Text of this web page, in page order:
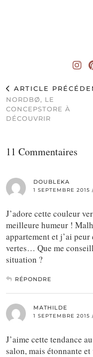
ARTICLE
NORDBØ, LE
CONCEPSTORE À
DÉCOUVRIR
11 Commentaires
DOUBLEKA
1 SEPTEMBRE
J’adore cette couleur
meilleure humeur !
appartement et j’ai
vertes… Que me
situation ?
RÉPONDRE
MATHILDE
1 SEPTEMBRE
J’aime cette tendance
salon, mais étonnante